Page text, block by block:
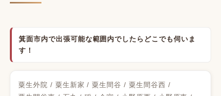
箕面市内で出張可能な範囲内でしたらどこでも伺いま
す！
粟生外院 / 粟生新家 / 粟生間谷 / 粟生間谷西 /